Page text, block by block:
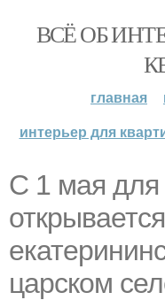
ВСЁ ОБ
главная
интерьер для
С 1 мая для
царском